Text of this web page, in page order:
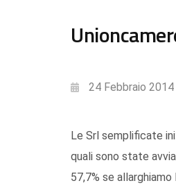
24 Febbraio 2014
Le Srl semplificate
quali sono state
57,7% se